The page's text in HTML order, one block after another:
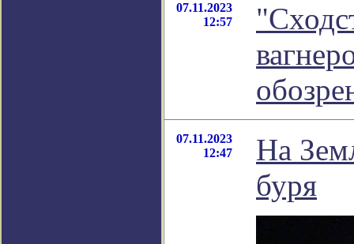
07.11.2023
12:57
07.11.2023
12:47
На
буря